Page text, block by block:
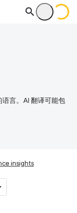
言。AI 翻译可能包
insights